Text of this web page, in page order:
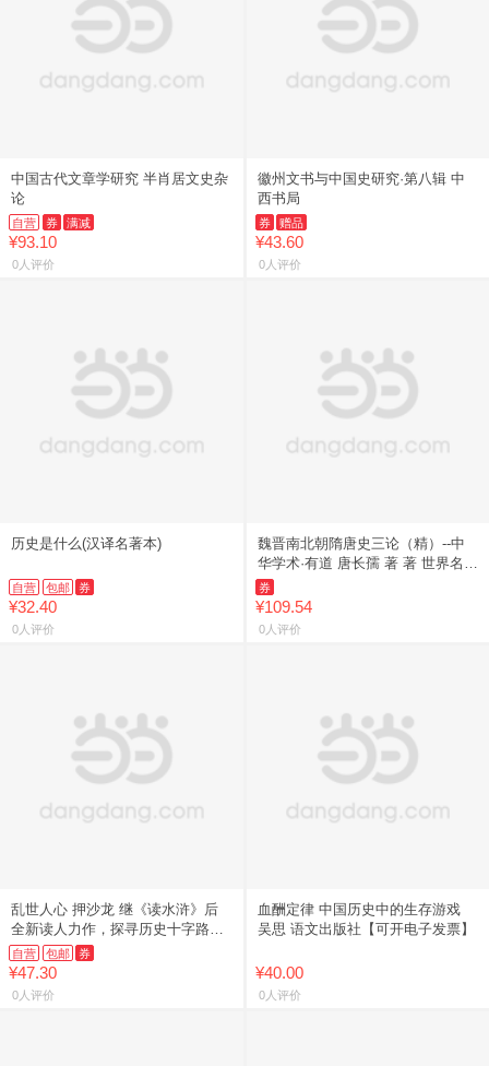
中国古代文章学研究 半肖居文史杂
论
自营 券 满减
¥93.10
0人评价
徽州文书与中国史研究·第八辑 中
西书局
券 赠品
¥43.60
0人评价
历史是什么(汉译名著本)
自营 包邮 券
¥32.40
0人评价
魏晋南北朝隋唐史三论（精）--中
华学术·有道 唐长孺 著 著 世界名著
文学 正版图书籍 中华书局
券
¥109.54
0人评价
乱世人心 押沙龙 继《读水浒》后
全新读人力作，探寻历史十字路口
的人性抉择。
自营 包邮 券
¥47.30
0人评价
血酬定律 中国历史中的生存游戏
吴思 语文出版社【可开电子发票】
¥40.00
0人评价